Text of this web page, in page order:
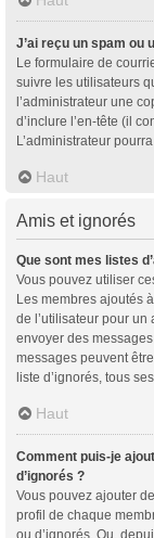
J’ai reçu un spam ou
Le formulaire de
suivre les utilisateurs
l’administrateur une
d’inclure l’en-tête (il
L’administrateur
Haut
Amis et ignorés
Que sont mes listes
Vous pouvez utiliser
Les membres ajoutés
de l’utilisateur pour
envoyer des
messages peuvent
liste d’ignorés, tous
Haut
Comment puis-je
d’ignorés ?
Vous pouvez ajouter
profil de chaque
ou d’ignorés. Ou,